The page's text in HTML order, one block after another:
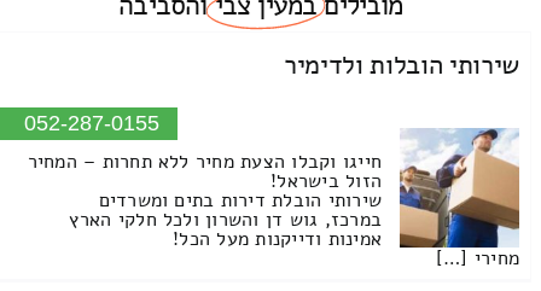
שירותי הובלות ולדימיר
052-287-0155
חייגו וקבלו הצעת מחיר ללא תחרות – המחיר
הזול בישראל!
שירותי הובלת דירות בתים ומשרדים
במרכז, גוש דן והשרון ולכל חלקי הארץ
אמינות ודייקנות מעל הכל!
מחירי […]